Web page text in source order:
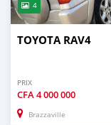
4
TOYOTA RAV4
PRIX
CFA4 000 000
Brazzaville